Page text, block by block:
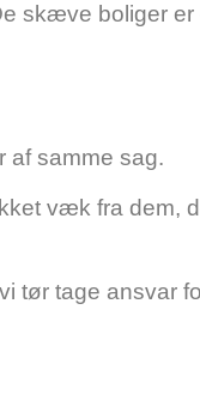
skæve boliger er
af samme sag.
væk fra dem,
tør tage ansvar